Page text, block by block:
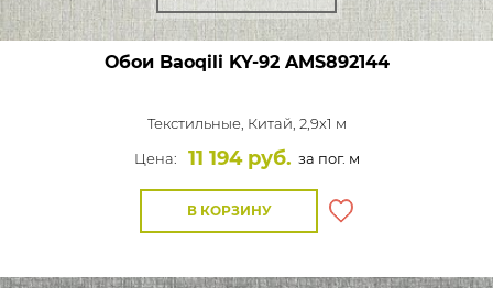
Обои Baoqili KY-92AMS892144
Текстильные, Китай, 2,9x1 м
Цена:
11 194 руб. за пог. м
В КОРЗИНУ